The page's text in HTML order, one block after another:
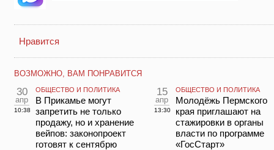
Нравится
ВОЗМОЖНО, ВАМ ПОНРАВИТСЯ
30
апр
10:38
ОБЩЕСТВО И ПОЛИТИКА
В Прикамье могут
запретить не только
продажу, но и хранение
вейпов: законопроект
готовят к сентябрю
15
апр
13:30
ОБЩЕСТВО И ПОЛИТИКА
Молодёжь Пермского
края приглашают на
стажировки в органы
власти по программе
«ГосСтарт»